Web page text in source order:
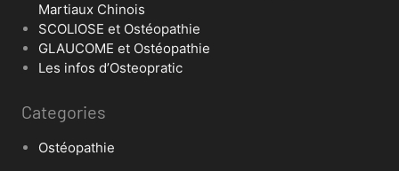
Martiaux Chinois
SCOLIOSE et Ostéopathie
GLAUCOME et Ostéopathie
Les infos d’Osteopratic
Categories
Ostéopathie